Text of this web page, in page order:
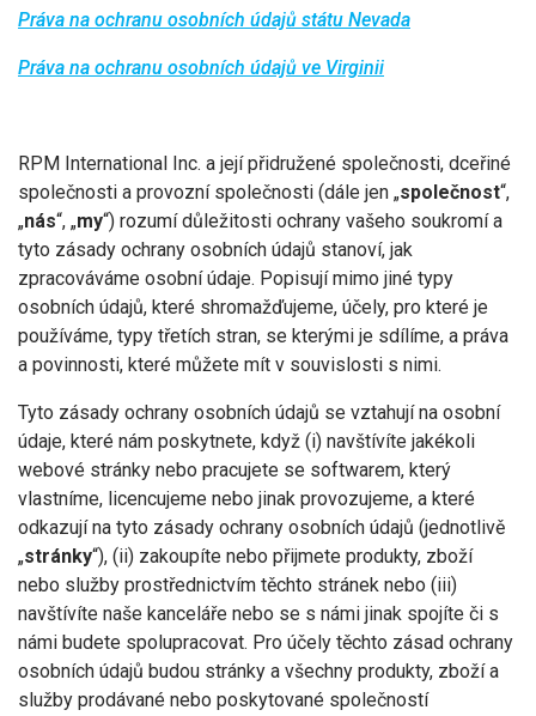
Práva na ochranu osobních údajů státu Nevada
Práva na ochranu osobních údajů ve Virginii
RPM International Inc. a její přidružené společnosti, dceřiné
společnosti a provozní společnosti (dále jen „společnost“,
„nás“, „my“) rozumí důležitosti ochrany vašeho soukromí a
tyto zásady ochrany osobních údajů stanoví, jak
zpracováváme osobní údaje. Popisují mimo jiné typy
osobních údajů, které shromažďujeme, účely, pro které je
používáme, typy třetích stran, se kterými je sdílíme, a práva
a povinnosti, které můžete mít v souvislosti s nimi.
Tyto zásady ochrany osobních údajů se vztahují na osobní
údaje, které nám poskytnete, když (i) navštívíte jakékoli
webové stránky nebo pracujete se softwarem, který
vlastníme, licencujeme nebo jinak provozujeme, a které
odkazují na tyto zásady ochrany osobních údajů (jednotlivě
„stránky“), (ii) zakoupíte nebo přijmete produkty, zboží
nebo služby prostřednictvím těchto stránek nebo (iii)
navštívíte naše kanceláře nebo se s námi jinak spojíte či s
námi budete spolupracovat. Pro účely těchto zásad ochrany
osobních údajů budou stránky a všechny produkty, zboží a
služby prodávané nebo poskytované společností